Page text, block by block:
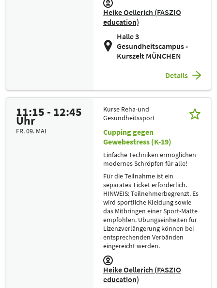
Heike Oellerich (FASZIO
education)
Halle 3
Gesundheitscampus -
Kurszelt MÜNCHEN
Details
11:15 - 12:45
Uhr
FR. 09. MAI
Kurse Reha-und
Gesundheitssport
Cupping gegen
Gewebestress (K-19)
Einfache Techniken ermöglichen
modernes Schröpfen für alle!
Für die Teilnahme ist ein
separates Ticket erforderlich.
HINWEIS: Teilnehmerbegrenzt. Es
wird sportliche Kleidung sowie
das Mitbringen einer Sport-Matte
empfohlen. Übungseinheiten für
Lizenzverlängerung können bei
entsprechenden Verbänden
eingereicht werden.
Heike Oellerich (FASZIO
education)